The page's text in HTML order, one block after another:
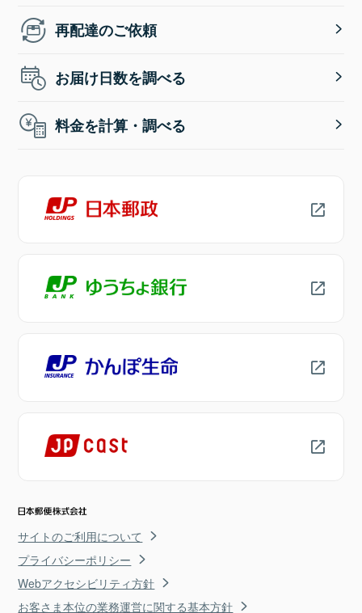
再配達のご依頼
お届け日数を調べる
料金を計算・調べる
サイトのご利用について
プライバシーポリシー
Webアクセシビリティ方針
お客さま本位の業務運営に関する基本方針